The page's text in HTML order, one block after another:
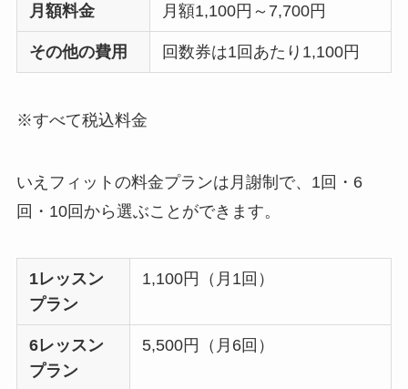
月額料金 月額1,100円～7,700円
その他の費用 回数券は1回あたり1,100円
※すべて税込料金
いえフィットの料金プランは月謝制で、1回・6
回・10回から選ぶことができます。
1レッスン
プラン
1,100円（月1回）
6レッスン
プラン
5,500円（月6回）